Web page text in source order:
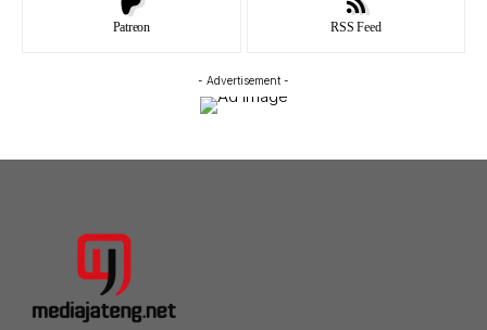
Patreon RSS Feed
- Advertisement -